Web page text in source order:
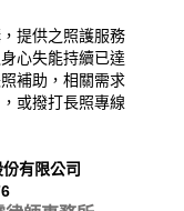
提供之照護服務
心失能持續已達
補助，相關需求
或撥打長照專線
有限公司